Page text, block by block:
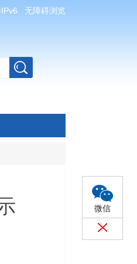
微信
无障碍浏览
IPv6